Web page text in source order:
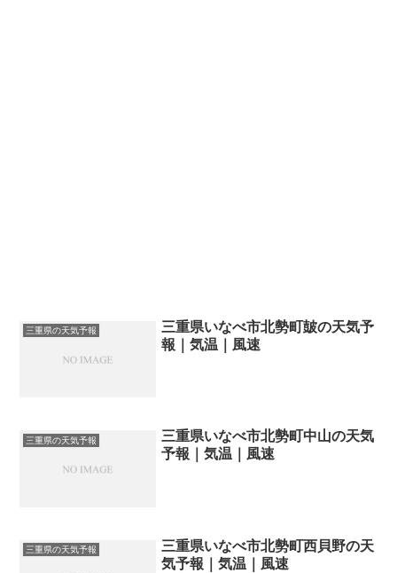
三重県の天気予報
三重県いなべ市北勢町皷の天気予
報｜気温｜風速
三重県の天気予報
三重県いなべ市北勢町中山の天気
予報｜気温｜風速
三重県の天気予報
三重県いなべ市北勢町西貝野の天
気予報｜気温｜風速